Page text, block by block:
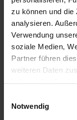
zu können und die
analysieren.
Verwendung
soziale Medien,
Partner führen
weiteren Daten
Notwendig
Karriere
Login
Registrieren
Versandkostenfrei ab
Ihre Anmeldung
Danke für Ihr Interesse